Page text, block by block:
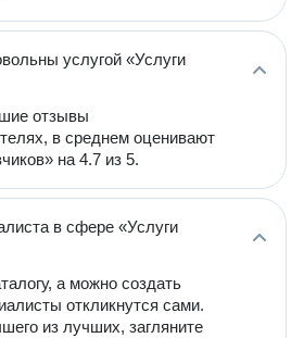
услугой «Услуги
отзывы
в среднем оценивают
на 4.7 из 5.
в сфере «Услуги
а можно создать
откликнутся сами.
из лучших, загляните